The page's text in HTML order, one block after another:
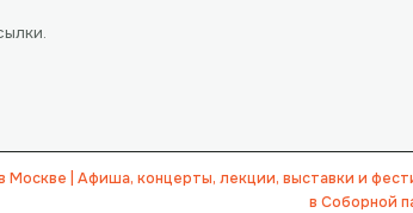
| Афиша, концерты, лекции, выставки и
в Соборной